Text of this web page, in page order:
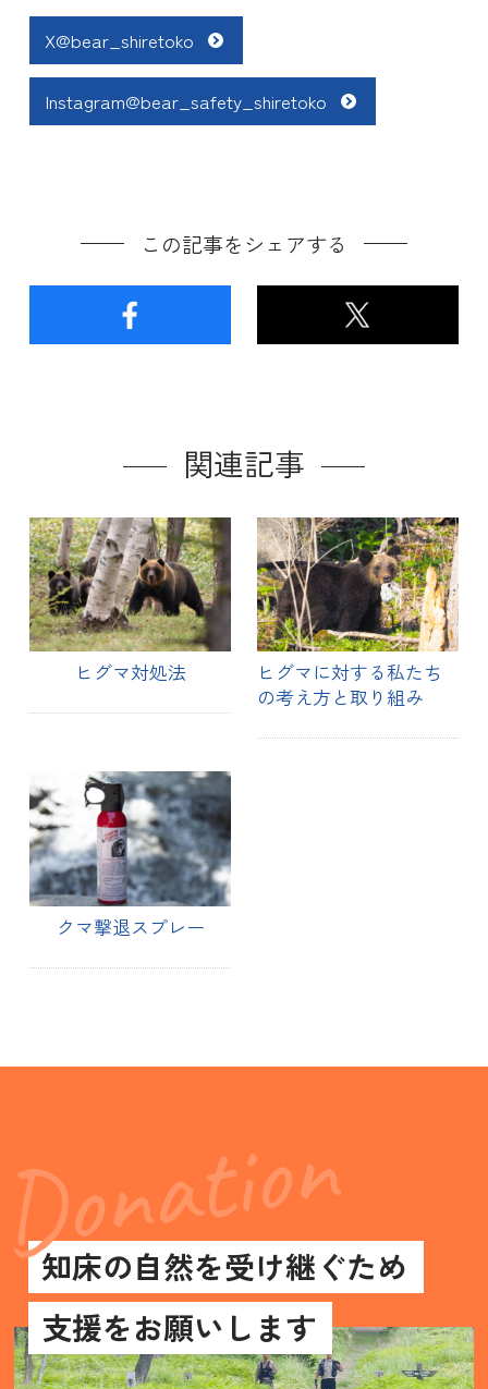
X@bear_shiretoko
Instagram@bear_safety_shiretoko
この記事をシェアする
関連記事
ヒグマ対処法
ヒグマに対する私たち
の考え方と取り組み
クマ撃退スプレー
知床の自然を受け継ぐため
支援をお願いします